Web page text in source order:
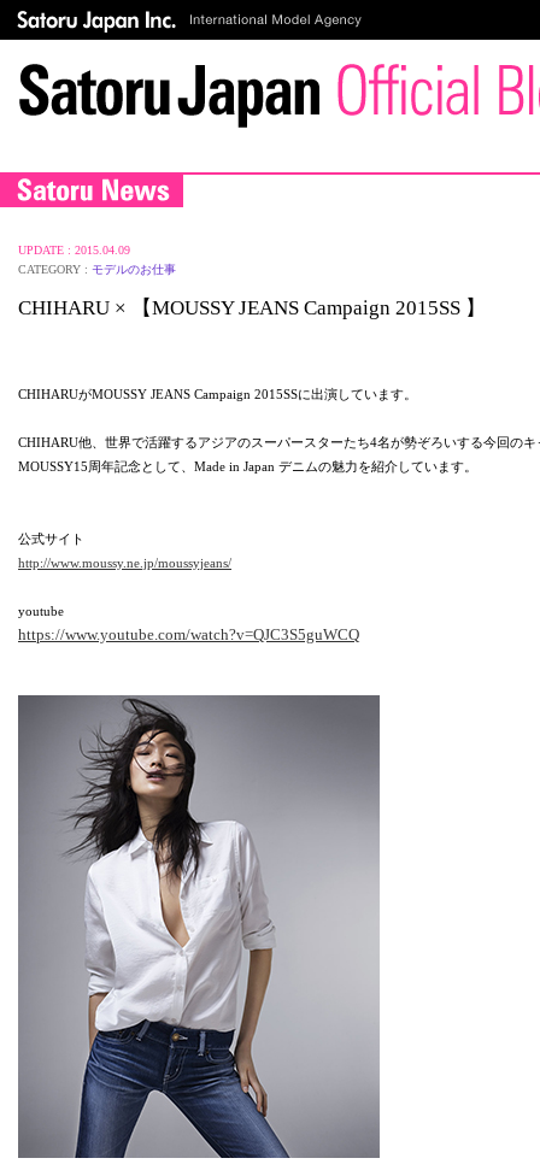
UPDATE : 2015.04.09
CATEGORY : モデルのお仕事
CHIHARU × 【MOUSSY JEANS Campaign 2015SS 】
CHIHARUがMOUSSY JEANS Campaign 2015SSに出演しています。
CHIHARU他、世界で活躍するアジアのスーパースターたち4名が勢ぞろいする今回の
MOUSSY15周年記念として、Made in Japan デニムの魅力を紹介しています。
公式サイト
http://www.moussy.ne.jp/moussyjeans/
youtube
https://www.youtube.com/watch?v=QJC3S5guWCQ